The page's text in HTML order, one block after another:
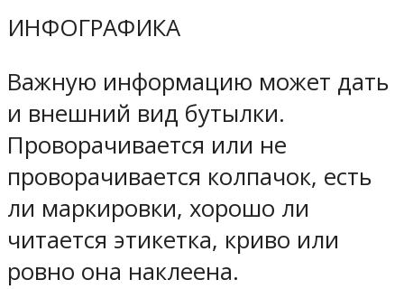
ИНФОГРАФИКА
Важную информацию может дать
и внешний вид бутылки.
Проворачивается или не
проворачивается колпачок, есть
ли маркировки, хорошо ли
читается этикетка, криво или
ровно она наклеена.